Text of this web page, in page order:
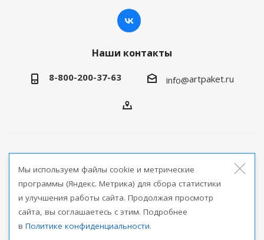
Наши контакты
8-800-200-37-63 info@artpaket.ru
продукции
Версия для печати
Мы используем файлы cookie и метрические
программы (Яндекс. Метрика) для сбора статистики
и улучшения работы сайта. Продолжая просмотр
сайта, вы соглашаетесь с этим. Подробнее
в Политике конфиденциальности.